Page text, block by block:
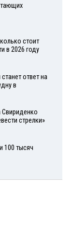
стоит
в 2026 году
ответ на
в
Свириденко
стрелки»
100 тысяч